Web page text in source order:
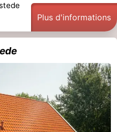
Plus d'informations